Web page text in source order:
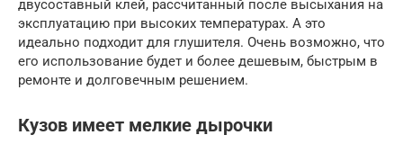
двусоставный клей, рассчитанный после высыхания на
эксплуатацию при высоких температурах. А это
идеально подходит для глушителя. Очень возможно, что
его использование будет и более дешевым, быстрым в
ремонте и долговечным решением.
Кузов имеет мелкие дырочки